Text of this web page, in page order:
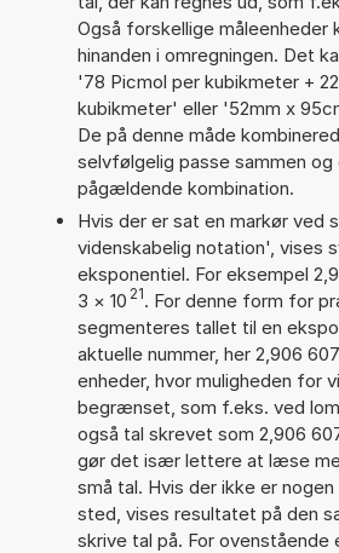
Også forskellige måleenheder
hinanden i omregningen. Det
'78 Picmol per kubikmeter +
kubikmeter' eller '52mm x
De på denne måde
selvfølgelig passe sammen og
pågældende kombination.
Hvis der er sat en markør ved
videnskabelig notation', vises
eksponentiel. For eksempel
3 × 10 21. For denne form for
segmenteres tallet til en
aktuelle nummer, her 2,906
enheder, hvor muligheden for
begrænset, som f.eks. ved
også tal skrevet som 2,906
gør det især lettere at læse
små tal. Hvis der ikke er
sted, vises resultatet på den
skrive tal på. For ovenstående